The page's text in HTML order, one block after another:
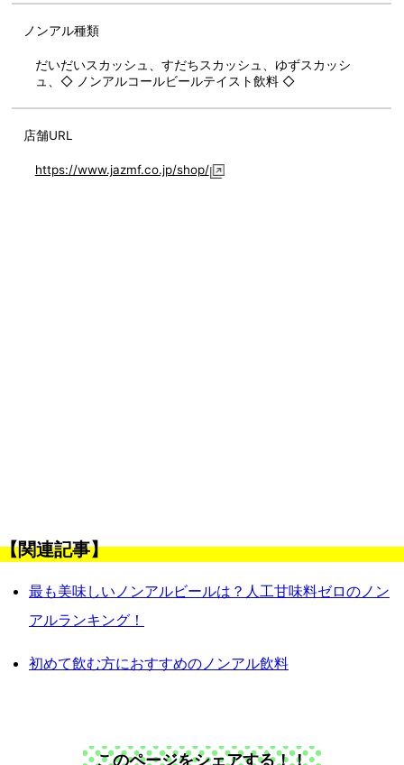
ノンアル種類
だいだいスカッシュ、すだちスカッシュ、ゆずスカッシ
ュ、◇ ノンアルコールビールテイスト飲料 ◇
店舗URL
https://www.jazmf.co.jp/shop/
【関連記事】
最も美味しいノンアルビールは？人工甘味料ゼロのノン
アルランキング！
初めて飲む方におすすめのノンアル飲料
このページをシェアする！！